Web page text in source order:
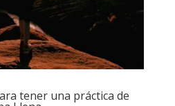
tener una práctica de